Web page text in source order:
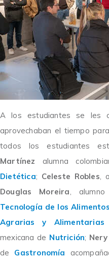
A los estudiantes se les
aprovechaban el tiempo
todos los estudiantes
Martínez alumna
Dietética; Celeste Robles,
Douglas Moreira, alumno
Tecnología de los Alimentos
Agrarias y Alimentarias
mexicana de Nutrición;
de Gastronomía